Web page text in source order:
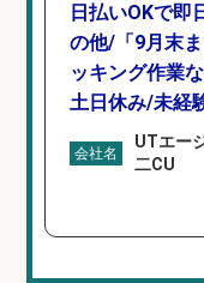
日払いOKで即
の他/「9月末
ッキング作業
土日休み/未経
会社名
UTエー
二CU